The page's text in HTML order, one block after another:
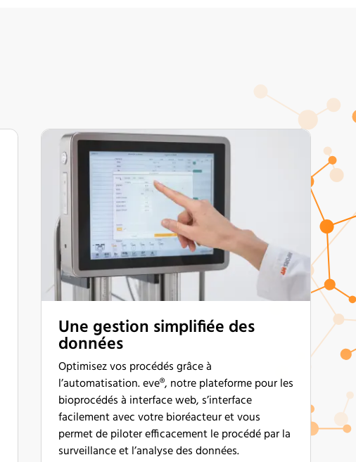
Une gestion simplifiée des
données
Optimisez vos procédés grâce à
l’automatisation. eve®, notre plateforme pour les
bioprocédés à interface web, s’interface
facilement avec votre bioréacteur et vous
permet de piloter efficacement le procédé par la
surveillance et l’analyse des données.